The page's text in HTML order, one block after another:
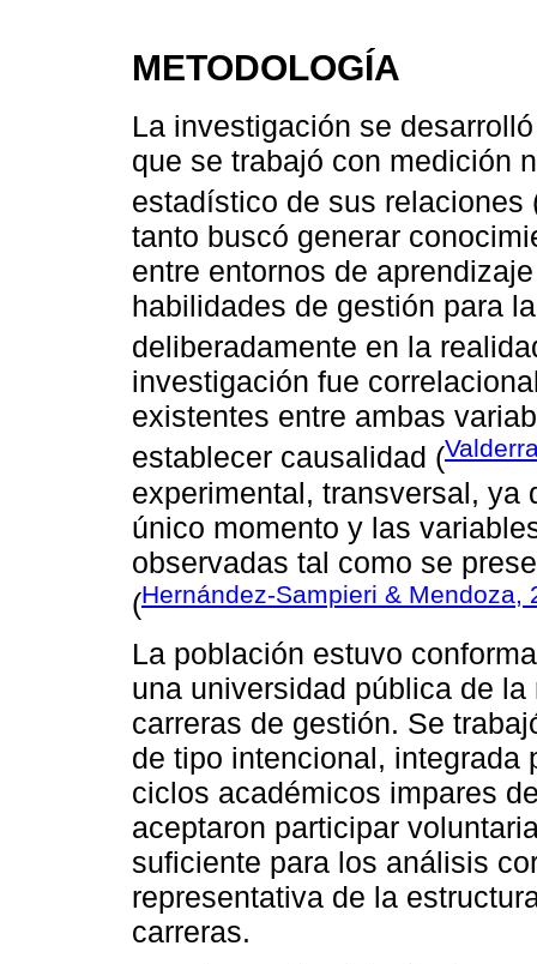
METODOLOGÍA
La investigación se
que se trabajó con medición
estadístico de sus relaciones
tanto buscó generar
entre entornos de
habilidades de gestión para
deliberadamente en la
investigación fue
existentes entre ambas
establecer causalidad (
experimental, transversal, ya
único momento y las
observadas tal como se
(Hernández-Sampieri & Mendoza,
La población estuvo
una universidad pública de
carreras de gestión. Se
de tipo intencional, integrada
ciclos académicos impares
aceptaron participar
suficiente para los análisis
representativa de la
carreras.